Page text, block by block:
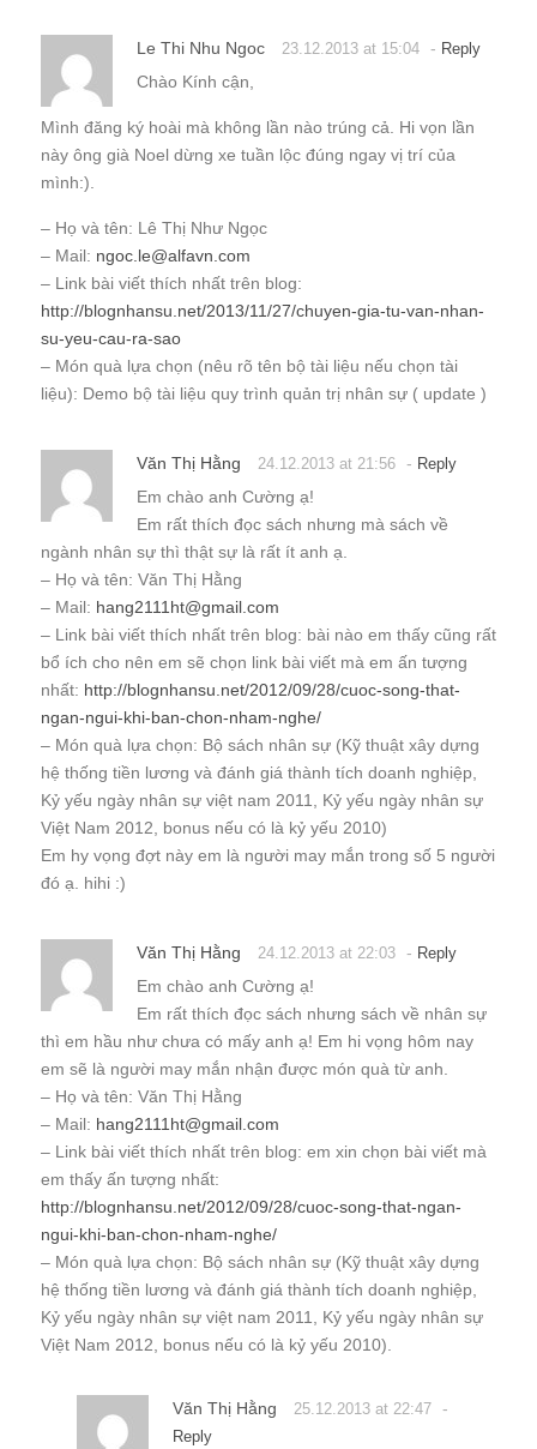
Le Thi Nhu Ngoc 23.12.2013 at 15:04 - Reply
Chào Kính cận,
Mình đăng ký hoài mà không lần nào trúng cả. Hi vọn lần
này ông già Noel dừng xe tuần lộc đúng ngay vị trí của
mình:).
– Họ và tên: Lê Thị Như Ngọc
– Mail: ngoc.le@alfavn.com
– Link bài viết thích nhất trên blog:
http://blognhansu.net/2013/11/27/chuyen-gia-tu-van-nhan-
su-yeu-cau-ra-sao
– Món quà lựa chọn (nêu rõ tên bộ tài liệu nếu chọn tài
liệu): Demo bộ tài liệu quy trình quản trị nhân sự ( update )
Văn Thị Hằng 24.12.2013 at 21:56 - Reply
Em chào anh Cường ạ!
Em rất thích đọc sách nhưng mà sách về
ngành nhân sự thì thật sự là rất ít anh ạ.
– Họ và tên: Văn Thị Hằng
– Mail: hang2111ht@gmail.com
– Link bài viết thích nhất trên blog: bài nào em thấy cũng rất
bổ ích cho nên em sẽ chọn link bài viết mà em ấn tượng
nhất: http://blognhansu.net/2012/09/28/cuoc-song-that-
ngan-ngui-khi-ban-chon-nham-nghe/
– Món quà lựa chọn: Bộ sách nhân sự (Kỹ thuật xây dựng
hệ thống tiền lương và đánh giá thành tích doanh nghiệp,
Kỷ yếu ngày nhân sự việt nam 2011, Kỷ yếu ngày nhân sự
Việt Nam 2012, bonus nếu có là kỷ yếu 2010)
Em hy vọng đợt này em là người may mắn trong số 5 người
đó ạ. hihi :)
Văn Thị Hằng 24.12.2013 at 22:03 - Reply
Em chào anh Cường ạ!
Em rất thích đọc sách nhưng sách về nhân sự
thì em hầu như chưa có mấy anh ạ! Em hi vọng hôm nay
em sẽ là người may mắn nhận được món quà từ anh.
– Họ và tên: Văn Thị Hằng
– Mail: hang2111ht@gmail.com
– Link bài viết thích nhất trên blog: em xin chọn bài viết mà
em thấy ấn tượng nhất:
http://blognhansu.net/2012/09/28/cuoc-song-that-ngan-
ngui-khi-ban-chon-nham-nghe/
– Món quà lựa chọn: Bộ sách nhân sự (Kỹ thuật xây dựng
hệ thống tiền lương và đánh giá thành tích doanh nghiệp,
Kỷ yếu ngày nhân sự việt nam 2011, Kỷ yếu ngày nhân sự
Việt Nam 2012, bonus nếu có là kỷ yếu 2010).
Văn Thị Hằng 25.12.2013 at 22:47 -
Reply